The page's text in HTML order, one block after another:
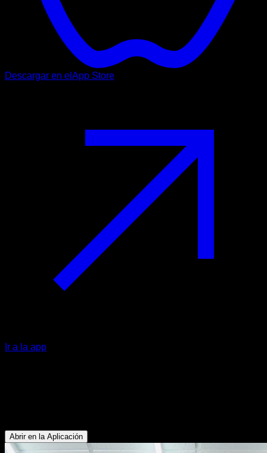
Descargar en el App Store
Ir a la app
Abrir en la Aplicación